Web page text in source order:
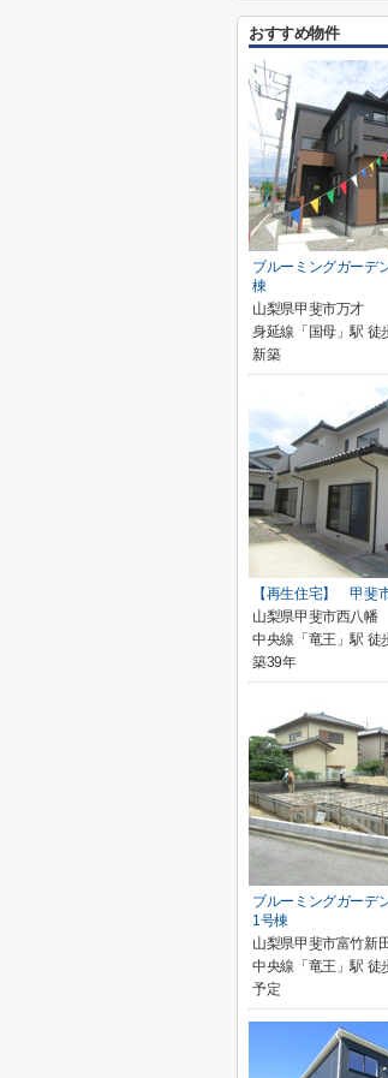
おすすめ物件
ブルーミングガー
棟
山梨県甲斐市万才
身延線「国母」駅 徒
新築
【再生住宅】 甲斐
山梨県甲斐市西八幡
中央線「竜王」駅 徒
築39年
ブルーミングガーデ
1号棟
山梨県甲斐市富竹新
中央線「竜王」駅 徒
予定